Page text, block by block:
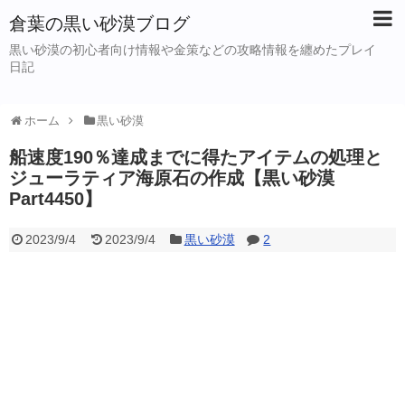
倉葉の黒い砂漠ブログ
黒い砂漠の初心者向け情報や金策などの攻略情報を纏めたプレイ
日記
ホーム 黒い砂漠
船速度190％達成までに得たアイテムの処理と
ジューラティア海原石の作成【黒い砂漠
Part4450】
2023/9/4 2023/9/4 黒い砂漠 2